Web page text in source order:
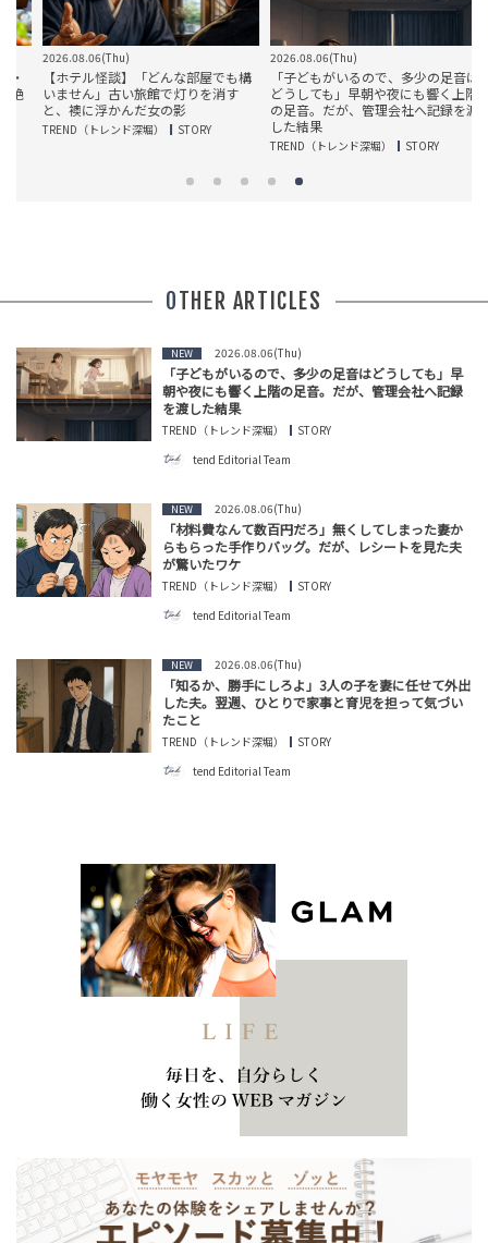
2026.08.06(Thu)
【ホテル怪談】「どんな部屋でも構
いません」古い旅館で灯りを消す
と、襖に浮かんだ女の影
TREND（トレンド深堀） STORY
2026.08.06(Thu)
「子どもがいるので、多少の足音は
どうしても」早朝や夜にも響く上階
の足音。だが、管理会社へ記録を渡
した結果
TREND（トレンド深堀） STORY
OTHER ARTICLES
NEW 2026.08.06(Thu)
「子どもがいるので、多少の足音はどうしても」早
朝や夜にも響く上階の足音。だが、管理会社へ記録
を渡した結果
TREND（トレンド深堀）
STORY
tend Editorial Team
NEW 2026.08.06(Thu)
「材料費なんて数百円だろ」無くしてしまった妻か
らもらった手作りバッグ。だが、レシートを見た夫
が驚いたワケ
TREND（トレンド深堀）
STORY
tend Editorial Team
NEW 2026.08.06(Thu)
「知るか、勝手にしろよ」3人の子を妻に任せて外出
した夫。翌週、ひとりで家事と育児を担って気づい
たこと
TREND（トレンド深堀）
STORY
tend Editorial Team